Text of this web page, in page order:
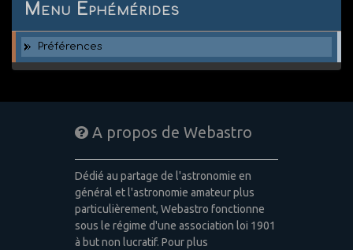
Menu Ephémérides
Préférences
A propos de Webastro
Dédié au partage de l'astronomie en
général et l'astronomie amateur plus
particulièrement, Webastro fonctionne
sous le régime d'une association loi 1901
à but non lucratif. Pour plus